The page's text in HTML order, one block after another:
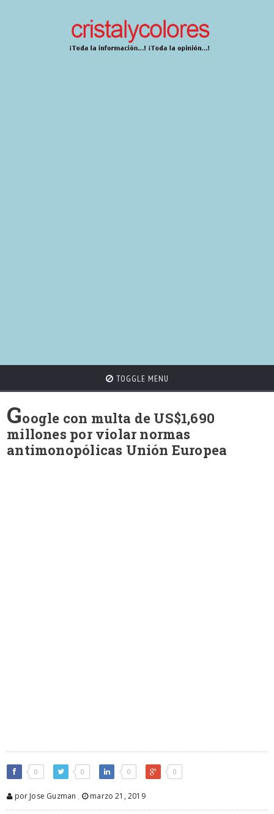
TOGGLE MENU
Google con multa de US$1,690
millones por violar normas
antimonopólicas Unión Europea
0 0 0 0
por Jose Guzman , marzo 21, 2019